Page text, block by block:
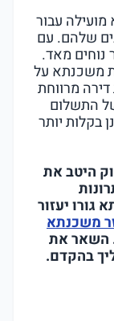
עבור
שלהם. עם
נוחים מאד.
משכנתא על
מרווחת
התשלום
יותר
היטב את
יעזור
משכנתא
השאר את
בהקדם.